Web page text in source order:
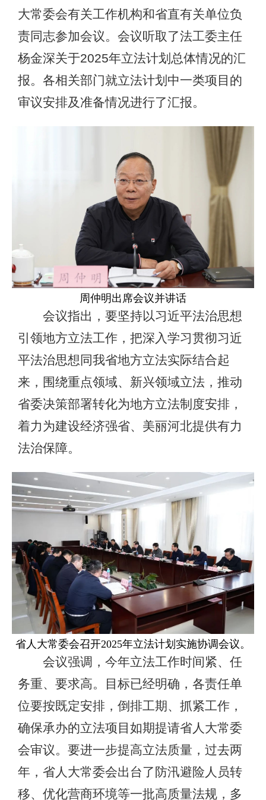
大常委会有关工作机构和省直有关单位负
责同志参加会议。会议听取了法工委主任
杨金深关于2025年立法计划总体情况的汇
报。各相关部门就立法计划中一类项目的
审议安排及准备情况进行了汇报。
周仲明出席会议并讲话
会议指出，要坚持以习近平法治思想
引领地方立法工作，把深入学习贯彻习近
平法治思想同我省地方立法实际结合起
来，围绕重点领域、新兴领域立法，推动
省委决策部署转化为地方立法制度安排，
着力为建设经济强省、美丽河北提供有力
法治保障。
省人大常委会召开2025年立法计划实施协调会议。
会议强调，今年立法工作时间紧、任
务重、要求高。目标已经明确，各责任单
位要按既定安排，倒排工期、抓紧工作，
确保承办的立法项目如期提请省人大常委
会审议。要进一步提高立法质量，过去两
年，省人大常委会出台了防汛避险人员转
移、优化营商环境等一批高质量法规，多